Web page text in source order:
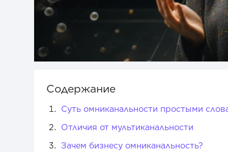
Содержание
Суть омниканальности простыми
Отличия от мультиканальности
Зачем бизнесу омниканальность?